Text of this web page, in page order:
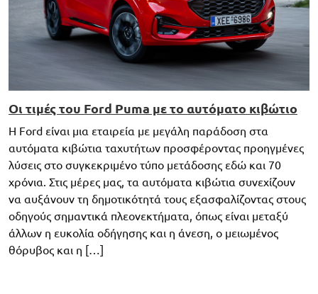
Οι τιμές του Ford Puma με το αυτόματο κιβώτιο
Η Ford είναι μια εταιρεία με μεγάλη παράδοση στα
αυτόματα κιβώτια ταχυτήτων προσφέροντας προηγμένες
λύσεις στο συγκεκριμένο τύπο μετάδοσης εδώ και 70
χρόνια. Στις μέρες μας, τα αυτόματα κιβώτια συνεχίζουν
να αυξάνουν τη δημοτικότητά τους εξασφαλίζοντας στους
οδηγούς σημαντικά πλεονεκτήματα, όπως είναι μεταξύ
άλλων η ευκολία οδήγησης και η άνεση, ο μειωμένος
θόρυβος και η […]